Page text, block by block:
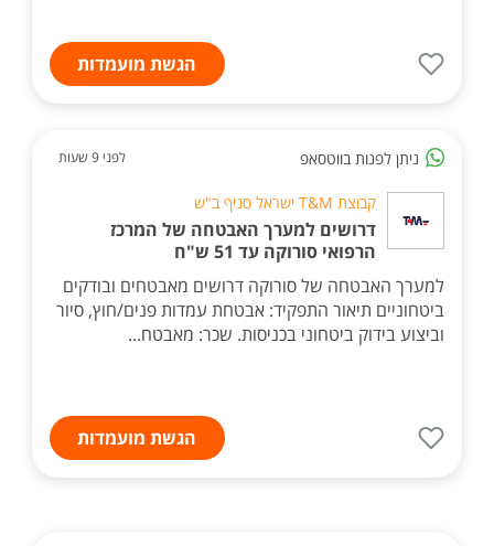
הגשת מועמדות
ניתן לפנות בווטסאפ לפני 9 שעות
קבוצת T&M ישראל סניף ב"ש
דרושים למערך האבטחה של המרכז
הרפואי סורוקה עד 51 ש"ח
למערך האבטחה של סורוקה דרושים מאבטחים ובודקים
ביטחוניים תיאור התפקיד: אבטחת עמדות פנים/חוץ, סיור
וביצוע בידוק ביטחוני בכניסות. שכר: מאבטח...
הגשת מועמדות